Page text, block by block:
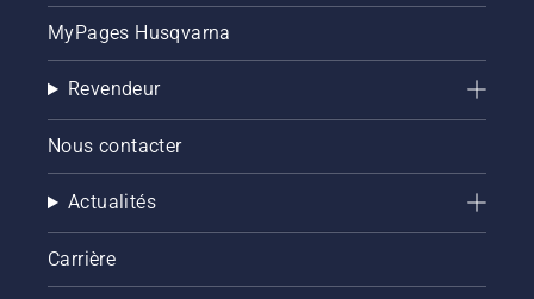
courte
vidéo
pour
savoir
que le
système
de
de votre
MyPages Husqvarna
Revendeur
Nous contacter
Actualités
Carrière